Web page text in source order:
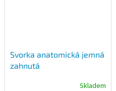
Svorka anatomická jemná
zahnutá
Skladem